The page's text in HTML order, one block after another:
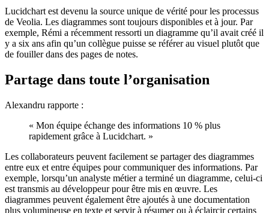
Lucidchart est devenu la source unique de vérité pour les processus
de Veolia. Les diagrammes sont toujours disponibles et à jour. Par
exemple, Rémi a récemment ressorti un diagramme qu’il avait créé il
y a six ans afin qu’un collègue puisse se référer au visuel plutôt que
de fouiller dans des pages de notes.
Partage dans toute l’organisation
Alexandru rapporte :
« Mon équipe échange des informations 10 % plus
rapidement grâce à Lucidchart. »
Les collaborateurs peuvent facilement se partager des diagrammes
entre eux et entre équipes pour communiquer des informations. Par
exemple, lorsqu’un analyste métier a terminé un diagramme, celui-ci
est transmis au développeur pour être mis en œuvre. Les
diagrammes peuvent également être ajoutés à une documentation
plus volumineuse en texte et servir à résumer ou à éclaircir certains